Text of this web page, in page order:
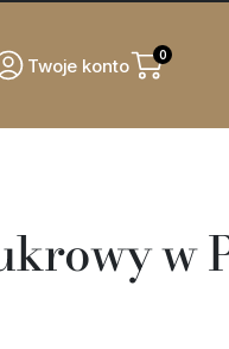
Twoje konto 0
w